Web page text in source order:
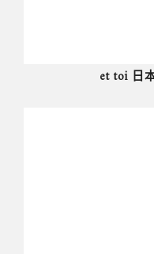
et toi 日